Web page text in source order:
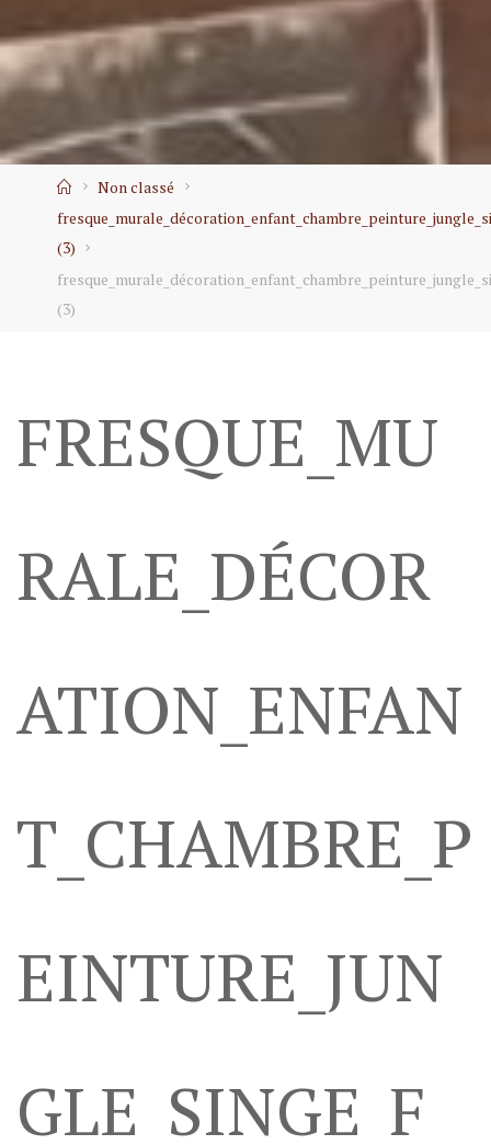
Home
Non classé
(3)
(3)
FRESQUE_MU
RALE_DÉCOR
ATION_ENFAN
T_CHAMBRE_P
EINTURE_JUN
GLE_SINGE_F